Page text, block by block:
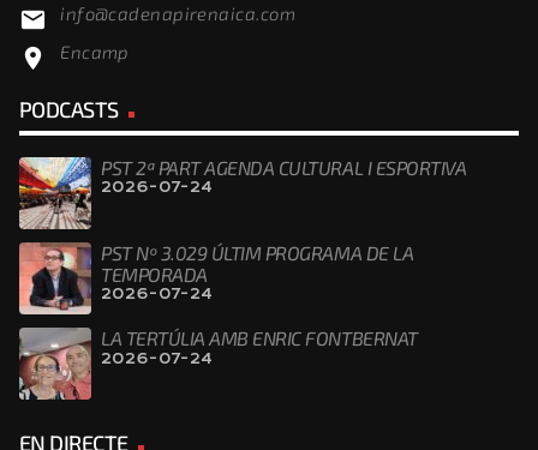
email info@cadenapirenaica.com
location_on Encamp
PODCASTS
PST 2ª PART AGENDA CULTURAL I ESPORTIVA
2026-07-24
PST Nº 3.029 ÚLTIM PROGRAMA DE LA
TEMPORADA
2026-07-24
LA TERTÚLIA AMB ENRIC FONTBERNAT
2026-07-24
EN DIRECTE